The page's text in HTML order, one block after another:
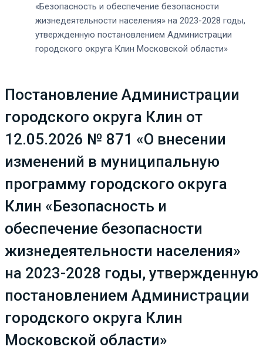
«Безопасность и обеспечение безопасности
жизнедеятельности населения» на 2023-2028 годы,
утвержденную постановлением Администрации
городского округа Клин Московской области»
Постановление Администрации
городского округа Клин от
12.05.2026 № 871 «О внесении
изменений в муниципальную
программу городского округа
Клин «Безопасность и
обеспечение безопасности
жизнедеятельности населения»
на 2023-2028 годы, утвержденную
постановлением Администрации
городского округа Клин
Московской области»